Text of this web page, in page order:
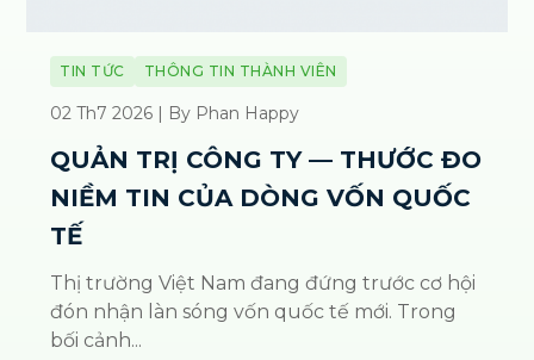
TIN TỨC THÔNG TIN THÀNH VIÊN
02 Th7 2026 | By Phan Happy
QUẢN TRỊ CÔNG TY — THƯỚC ĐO
NIỀM TIN CỦA DÒNG VỐN QUỐC
TẾ
Thị trường Việt Nam đang đứng trước cơ hội
đón nhận làn sóng vốn quốc tế mới. Trong
bối cảnh...